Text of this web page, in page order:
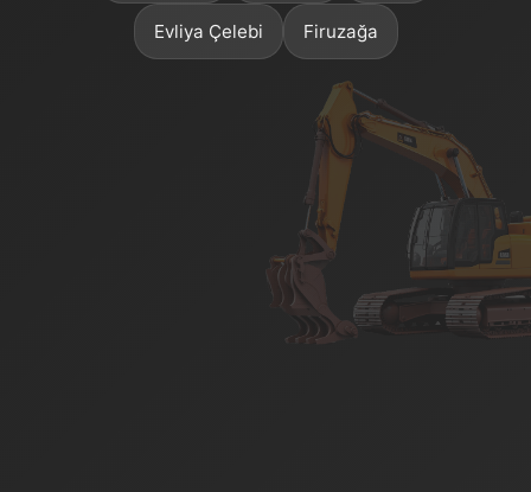
Evliya Çelebi Firuzağa